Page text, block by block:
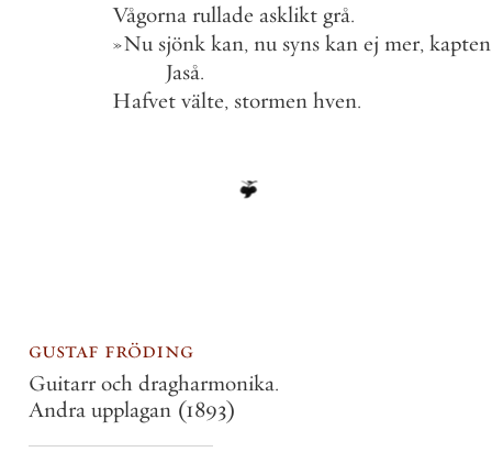
Vågorna rullade asklikt grå.
»Nu sjönk kan, nu syns kan ej mer, kapten
Jaså.
Hafvet välte, stormen hven.
gustaf fröding
Guitarr och dragharmonika.
Andra upplagan (1893)